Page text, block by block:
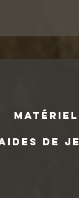
MATÉRIEL
de